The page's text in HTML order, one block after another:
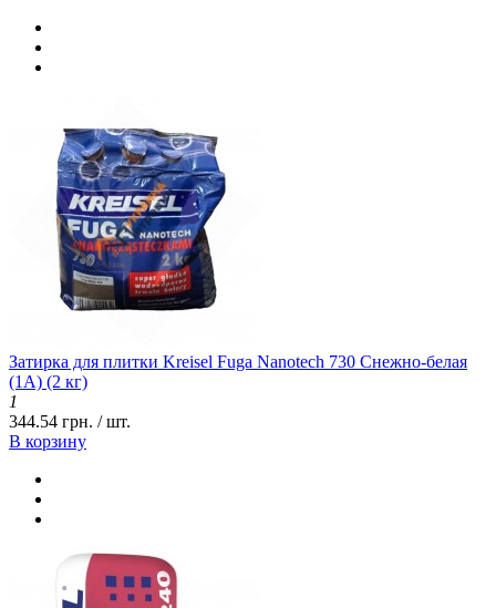
Затирка для плитки Kreisel Fuga Nanotech 730 Снежно-белая
(1А) (2 кг)
1
344.54 грн. / шт.
В корзину